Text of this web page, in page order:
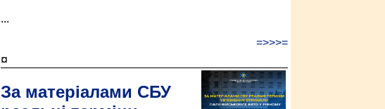
...
=>>>=
¤
За матеріалами СБУ